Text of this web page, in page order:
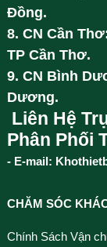
Đồng.
8. CN Cần
TP Cần Thơ.
9. CN Bình
Dương.
Liên Hệ
Phân Phối
- E-mail:
CHĂM SÓC
Chính Sách Vận